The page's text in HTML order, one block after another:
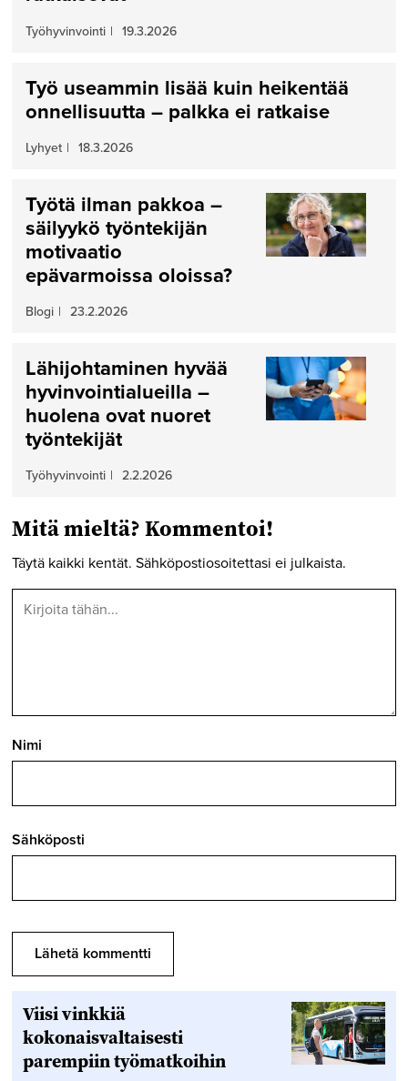
Työhyvinvointi | 19.3.2026
Työ useammin lisää kuin heikentää
onnellisuutta – palkka ei ratkaise
Lyhyet | 18.3.2026
Työtä ilman pakkoa –
säilyykö työntekijän
motivaatio
epävarmoissa oloissa?
Blogi | 23.2.2026
Lähijohtaminen hyvää
hyvinvointialueilla –
huolena ovat nuoret
työntekijät
Työhyvinvointi | 2.2.2026
Mitä mieltä? Kommentoi!
Täytä kaikki kentät. Sähköpostiosoitettasi ei julkaista.
Nimi
Sähköposti
Viisi vinkkiä
kokonaisvaltaisesti
parempiin työmatkoihin